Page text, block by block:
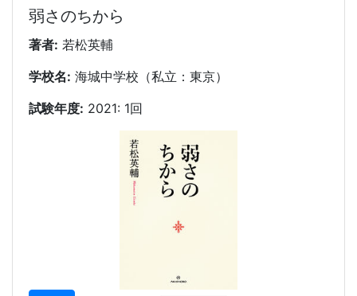
弱さのちから
著者: 若松英輔
学校名: 海城中学校（私立：東京）
試験年度: 2021: 1回